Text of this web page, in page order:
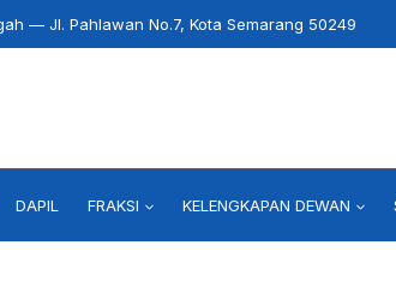
— Jl. Pahlawan No.7, Kota Semarang 50249
DAPIL FRAKSI KELENGKAPAN DEWAN